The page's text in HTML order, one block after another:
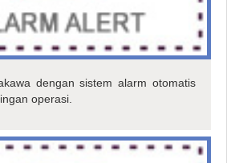
dengan sistem alarm otomatis
operasi.